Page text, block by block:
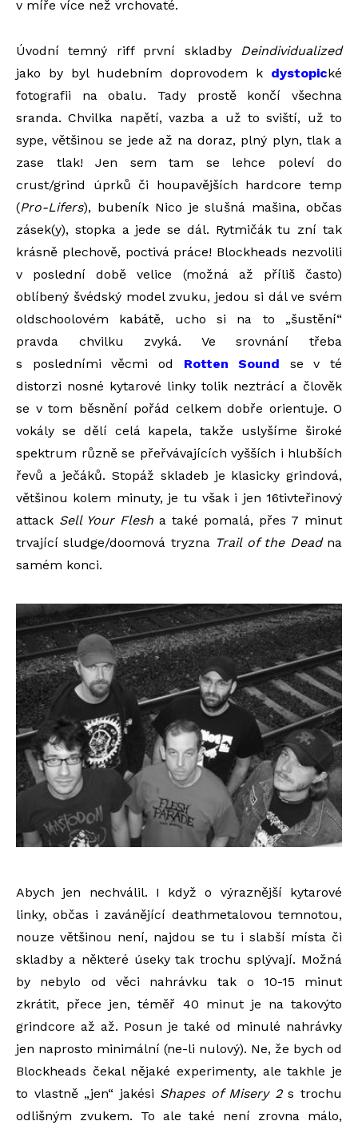
v míře více než vrchovaté.
Úvodní temný riff první skladby Deindividualized
jako by byl hudebním doprovodem k dystopické
fotografii na obalu. Tady prostě končí všechna
sranda. Chvilka napětí, vazba a už to sviští, už to
sype, většinou se jede až na doraz, plný plyn, tlak a
zase tlak! Jen sem tam se lehce poleví do
crust/grind úprků či houpavějších hardcore temp
(Pro-Lifers), bubeník Nico je slušná mašina, občas
zásek(y), stopka a jede se dál. Rytmičák tu zní tak
krásně plechově, poctivá práce! Blockheads nezvolili
v poslední době velice (možná až příliš často)
oblíbený švédský model zvuku, jedou si dál ve svém
oldschoolovém kabátě, ucho si na to „šustění“
pravda chvilku zvyká. Ve srovnání třeba
s posledními věcmi od Rotten Sound se v té
distorzi nosné kytarové linky tolik neztrácí a člověk
se v tom běsnění pořád celkem dobře orientuje. O
vokály se dělí celá kapela, takže uslyšíme široké
spektrum různě se přeřvávajících vyšších i hlubších
řevů a ječáků. Stopáž skladeb je klasicky grindová,
většinou kolem minuty, je tu však i jen 16tivteřinový
attack Sell Your Flesh a také pomalá, přes 7 minut
trvající sludge/doomová tryzna Trail of the Deadna
samém konci.
Abych jen nechválil. I když o výraznější kytarové
linky, občas i zavánějící deathmetalovou temnotou,
nouze většinou není, najdou se tu i slabší místa či
skladby a některé úseky tak trochu splývají. Možná
by nebylo od věci nahrávku tak o 10-15 minut
zkrátit, přece jen, téměř 40 minut je na takovýto
grindcore až až. Posun je také od minulé nahrávky
jen naprosto minimální (ne-li nulový). Ne, že bych od
Blockheads čekal nějaké experimenty, ale takhle je
to vlastně „jen“ jakési Shapes of Misery 2s trochu
odlišným zvukem. To ale také není zrovna málo,